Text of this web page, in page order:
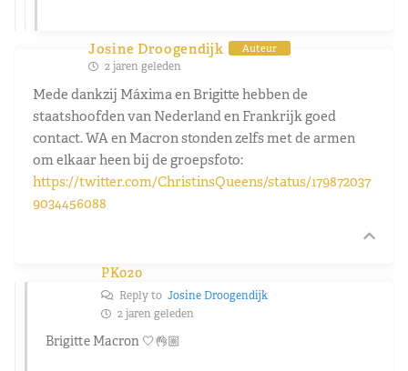
Josine Droogendijk Auteur
2 jaren geleden
Mede dankzij Máxima en Brigitte hebben de
staatshoofden van Nederland en Frankrijk goed
contact. WA en Macron stonden zelfs met de armen
om elkaar heen bij de groepsfoto:
https://twitter.com/ChristinsQueens/status/179872037
9034456088
PK020
Reply to Josine Droogendijk
2 jaren geleden
Brigitte Macron 🤍👌🏼